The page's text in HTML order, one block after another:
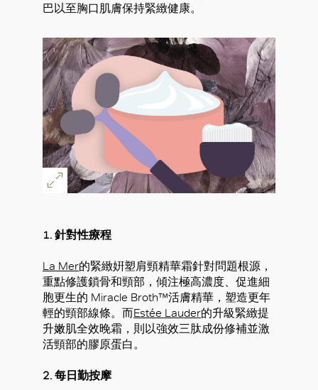
巴以至胸口肌膚保持緊緻健康。
1. 針對性療程
La Mer的緊緻姸塑肩頸精華霜針對問題根源，
重點修護鎖骨和頸部，傾注極高濃度、促進細
胞更生的 Miracle Broth™活膚精華，塑造更年
輕的頸部線條。而Estée Lauder的升級緊緻提
升嫩肌全效晚霜，則以強效三肽成份修補並激
活頸部的膠原蛋白。
2. 每日勤按摩